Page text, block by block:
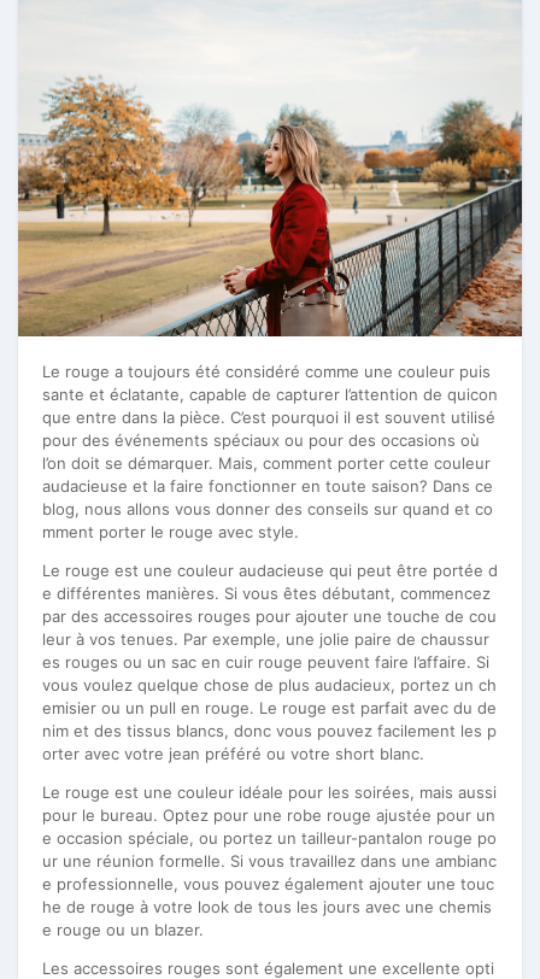
Le rouge a toujours été considéré comme une couleur puis
sante et éclatante, capable de capturer l’attention de quicon
que entre dans la pièce. C’est pourquoi il est souvent utilisé
pour des événements spéciaux ou pour des occasions où
l’on doit se démarquer. Mais, comment porter cette couleur
audacieuse et la faire fonctionner en toute saison? Dans ce
blog, nous allons vous donner des conseils sur quand et co
mment porter le rouge avec style.
Le rouge est une couleur audacieuse qui peut être portée d
e différentes manières. Si vous êtes débutant, commencez
par des accessoires rouges pour ajouter une touche de cou
leur à vos tenues. Par exemple, une jolie paire de chaussur
es rouges ou un sac en cuir rouge peuvent faire l’affaire. Si
vous voulez quelque chose de plus audacieux, portez un ch
emisier ou un pull en rouge. Le rouge est parfait avec du de
nim et des tissus blancs, donc vous pouvez facilement les p
orter avec votre jean préféré ou votre short blanc.
Le rouge est une couleur idéale pour les soirées, mais aussi
pour le bureau. Optez pour une robe rouge ajustée pour un
e occasion spéciale, ou portez un tailleur-pantalon rouge po
ur une réunion formelle. Si vous travaillez dans une ambianc
e professionnelle, vous pouvez également ajouter une touc
he de rouge à votre look de tous les jours avec une chemis
e rouge ou un blazer.
Les accessoires rouges sont également une excellente opti